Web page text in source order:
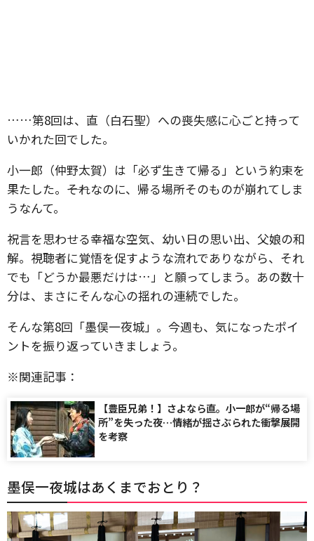
……第8回は、直（白石聖）への喪失感に心ごと持って
いかれた回でした。
小一郎（仲野太賀）は「必ず生きて帰る」という約束を
果たした。――それなのに、帰る場所そのものが崩れてしま
うなんて。
祝言を思わせる幸福な空気、幼い日の思い出、父娘の和
解。視聴者に覚悟を促すような流れでありながら、それ
でも「どうか最悪だけは…」と願ってしまう。あの数十
分は、まさにそんな心の揺れの連続でした。
そんな第8回「墨俣一夜城」。今週も、気になったポイ
ントを振り返っていきましょう。
※関連記事：
【豊臣兄弟！】さよなら直。小一郎が“帰る場
所”を失った夜…情緒が揺さぶられた衝撃展開
を考察
墨俣一夜城はあくまでおとり？